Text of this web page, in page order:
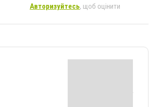
Авторизуйтесь, щоб оцінити